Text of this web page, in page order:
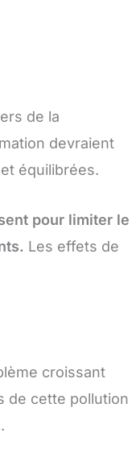
de la
devraient
équilibrées.
pour limiter le
Les effets de
croissant
de cette pollution